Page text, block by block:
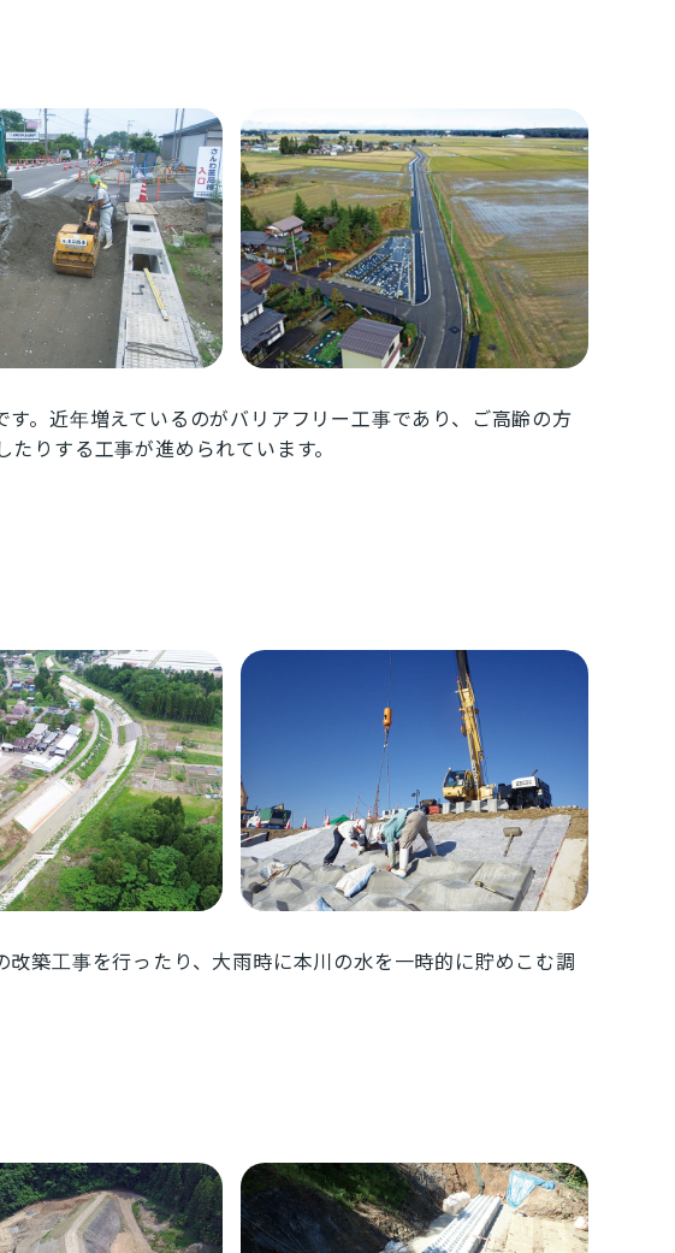
。近年増えているのがバリアフリー工事であり、ご高齢の方
りする工事が進められています。
築工事を行ったり、大雨時に本川の水を一時的に貯めこむ調